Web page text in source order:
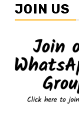
JOIN US